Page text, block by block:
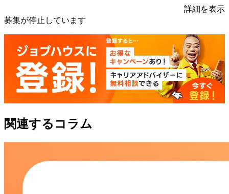
詳細を表示
募集が停止しています
関連するコラム